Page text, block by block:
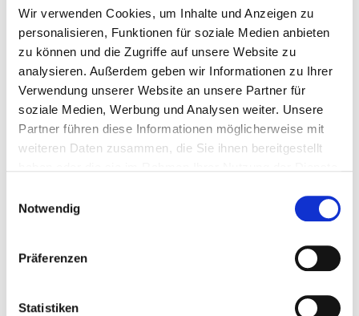
Wir verwenden Cookies, um Inhalte und Anzeigen zu
personalisieren, Funktionen für soziale Medien anbieten
zu können und die Zugriffe auf unsere Website zu
analysieren. Außerdem geben wir Informationen zu Ihrer
Verwendung unserer Website an unsere Partner für
soziale Medien, Werbung und Analysen weiter. Unsere
Partner führen diese Informationen möglicherweise mit
weiteren Daten zusammen, die Sie ihnen bereitgestellt
Notwendig
Präferenzen
Statistiken
Ein OP-Centrum mit zwei
modernen Operationssälen, drei
Aufwachräumen und einer stationären
Unterbringung in wohnlichen Einzelzimmern
mit eigenem Bad stehen uns im Haus zur
Verfügung. Hier können wir bis zu 48 Stunden
Hier können alle notwendigen Operationen, ob
ambulant oder stationär in entspannter und
stressfreier Atmosphäre durchgeführt werden.